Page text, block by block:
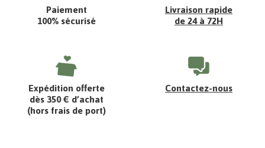
Paiement
100% sécurisé
Livraison rapide
de 24 à 72H
Expédition offerte
dès 350 € d’achat
(hors frais de port)
Contactez-nous